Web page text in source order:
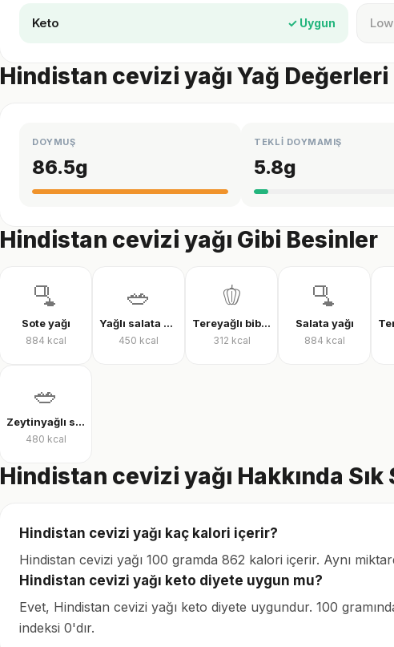
Keto ✓ Uygun
Hindistan cevizi yağı Yağ Değerleri
DOYMUŞ
86.5g
TEKLİ DOYMAMIŞ
5.8g
Hindistan cevizi yağı Gibi Besinler
🫗
Sote yağı
884 kcal
🥗
Yağlı salata sosu
450 kcal
🫑
Tereyağlı biber sosu
312 kcal
🫗
Salata yağı
884 kcal
🥗
Zeytinyağlı salata sosu
480 kcal
Hindistan cevizi yağı Hakkında
Hindistan cevizi yağı kaç kalori içerir?
Hindistan cevizi yağı 100 gramda 862 kalori içerir. Aynı
Hindistan cevizi yağı keto diyete uygun mu?
Evet, Hindistan cevizi yağı keto diyete uygundur. 100
indeksi 0'dır.